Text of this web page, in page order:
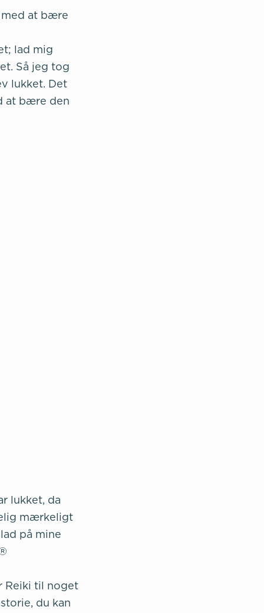
med at bære
lad mig
Så jeg tog
lukket. Det
at bære den
lukket, da
mærkeligt
på mine
Reiki til noget
du kan